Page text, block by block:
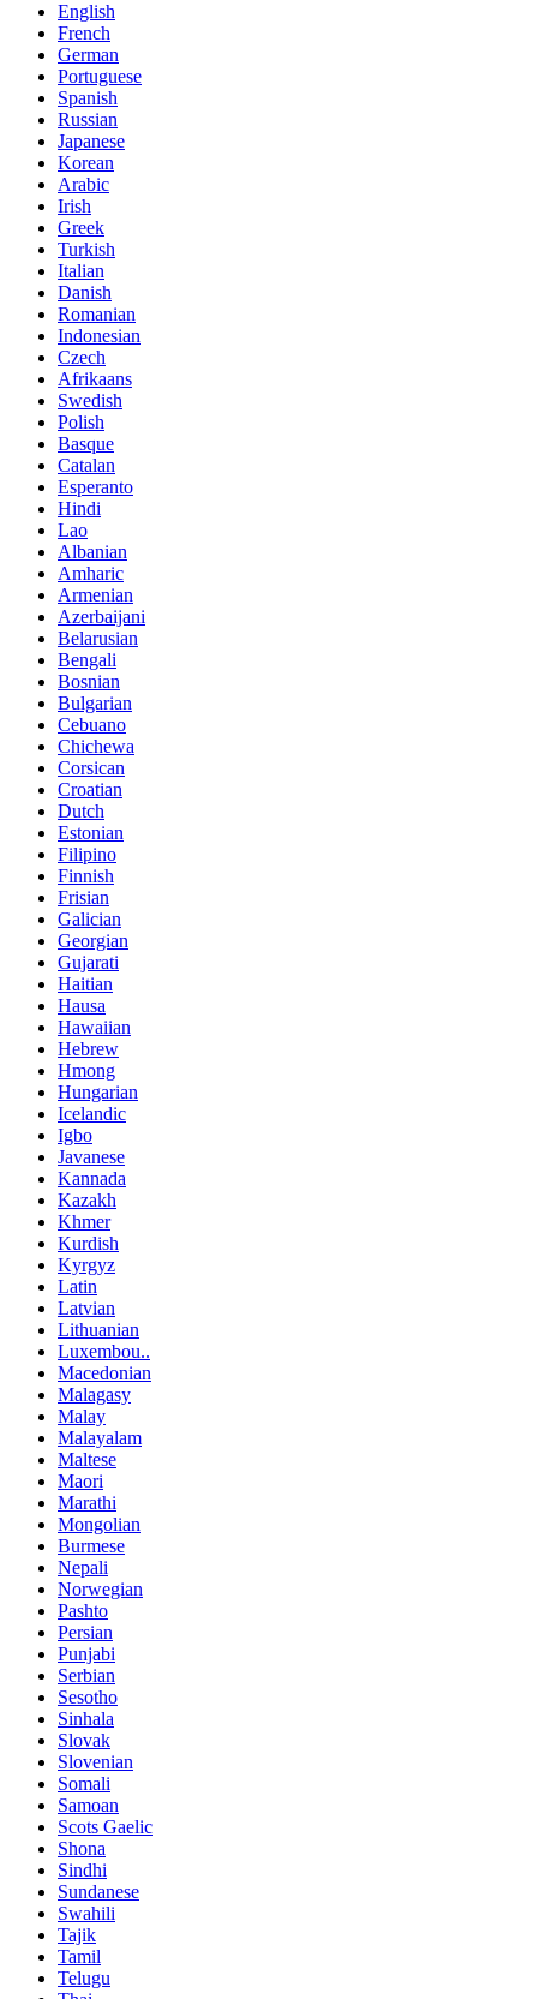
English
French
German
Portuguese
Spanish
Russian
Japanese
Korean
Arabic
Irish
Greek
Turkish
Italian
Danish
Romanian
Indonesian
Czech
Afrikaans
Swedish
Polish
Basque
Catalan
Esperanto
Hindi
Lao
Albanian
Amharic
Armenian
Azerbaijani
Belarusian
Bengali
Bosnian
Bulgarian
Cebuano
Chichewa
Corsican
Croatian
Dutch
Estonian
Filipino
Finnish
Frisian
Galician
Georgian
Gujarati
Haitian
Hausa
Hawaiian
Hebrew
Hmong
Hungarian
Icelandic
Igbo
Javanese
Kannada
Kazakh
Khmer
Kurdish
Kyrgyz
Latin
Latvian
Lithuanian
Luxembou..
Macedonian
Malagasy
Malay
Malayalam
Maltese
Maori
Marathi
Mongolian
Burmese
Nepali
Norwegian
Pashto
Persian
Punjabi
Serbian
Sesotho
Sinhala
Slovak
Slovenian
Somali
Samoan
Scots Gaelic
Shona
Sindhi
Sundanese
Swahili
Tajik
Tamil
Telugu